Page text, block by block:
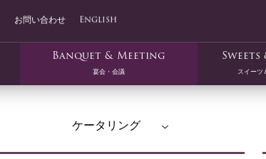
お問い合わせ English
Banquet & Meeting
宴会・会議 スイーツ
ケータリング